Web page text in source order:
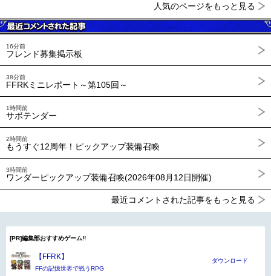
人気のページをもっと見る
16分前
フレンド募集掲示板
38分前
FFRKミニレポート～第105回～
1時間前
サボテンダー
2時間前
もうすぐ12周年！ピックアップ装備召喚
3時間前
ワンダーピックアップ装備召喚(2026年08月12日開催)
最近コメントされた記事をもっと見る
[PR]編集部おすすめゲーム!!
【FFRK】
FFの記憶世界で戦うRPG
ダウンロード